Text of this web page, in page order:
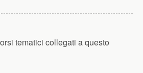
tematici collegati a questo